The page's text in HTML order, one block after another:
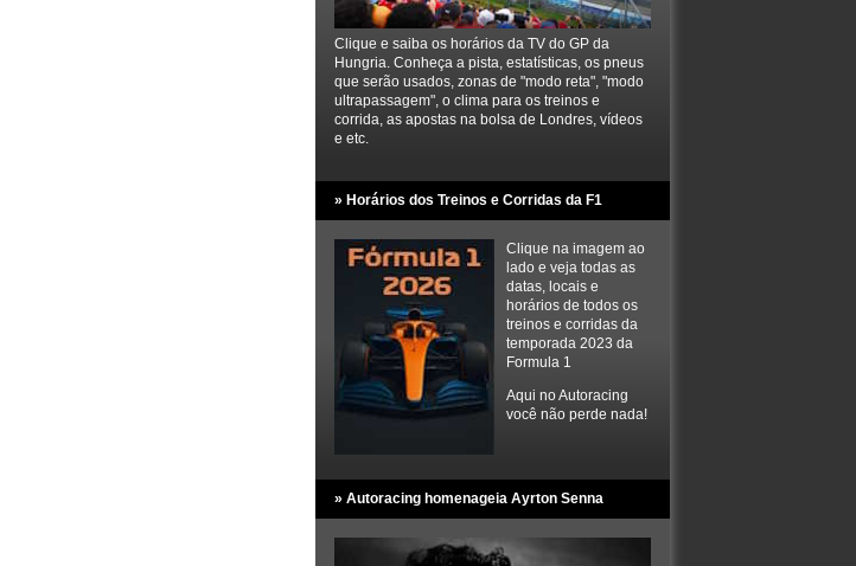
Clique e saiba os horários da TV do GP da
Hungria. Conheça a pista, estatísticas, os pneus
que serão usados, zonas de "modo reta", "modo
ultrapassagem", o clima para os treinos e
corrida, as apostas na bolsa de Londres, vídeos
e etc.
» Horários dos Treinos e Corridas da F1
Clique na imagem ao
lado e veja todas as
datas, locais e
horários de todos os
treinos e corridas da
temporada 2023 da
Formula 1
Aqui no Autoracing
você não perde nada!
» Autoracing homenageia Ayrton Senna